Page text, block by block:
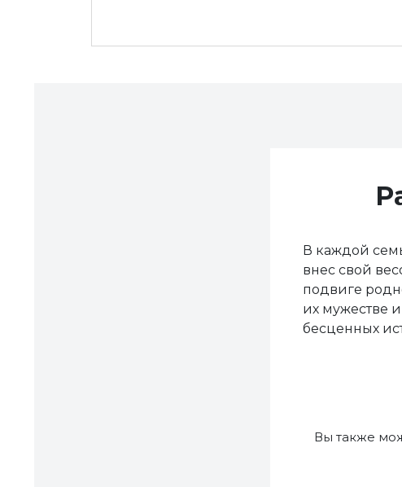
В каждой
внес свой
подвиге
их мужестве
бесценных
Вы также